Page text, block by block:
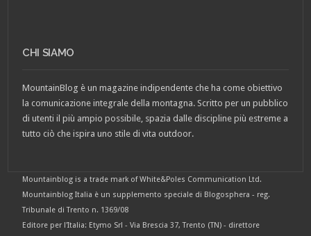
CHI SIAMO
MountainBlog è un magazine indipendente che ha come obiettivo
la comunicazione integrale della montagna. Scritto per un pubblico
di utenti il più ampio possibile, spazia dalle discipline più estreme a
tutto ciò che ispira uno stile di vita outdoor.
Mountainblog is a trade mark of White&Poles Communication Ltd.
Mountainblog Italia è un supplemento speciale di Blogosphera - reg.
Tribunale di Trento n. 1369/08
Editore per l'Italia: Etymo Srl - Via Brescia 37, Trento (TN) - direttore